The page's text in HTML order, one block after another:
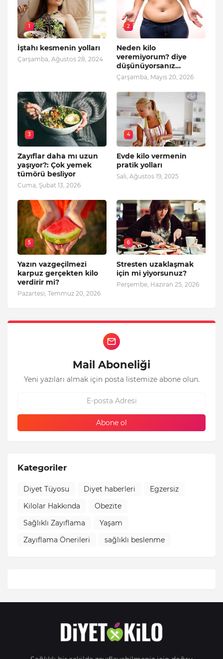
1
İştahı kesmenin yolları
Çarşamba, Ağustos 28, 2024
2
Neden kilo
veremiyorum? diye
düşünüyorsanız…
Çarşamba, Mayıs 20, 2026
3
Zayıflar daha mı uzun
yaşıyor?: Çok yemek
tümörü besliyor
Cuma, Şubat 13, 2026
4
Evde kilo vermenin
pratik yolları
Salı, Ağustos 19, 2025
5
Yazın vazgeçilmezi
karpuz gerçekten kilo
verdirir mi?
Pazartesi, Temmuz 20, 2026
6
Stresten uzaklaşmak
için mi yiyorsunuz?
Perşembe, Haziran 25, 2026
Mail Aboneliği
Yeni yazıları almak için posta listemize abone olun.
Kategoriler
Diyet Tüyosu Diyet haberleri
Egzersiz
Kilolar Hakkında
Obezite
Sağlıklı Zayıflama
Yaşam
Zayıflama Önerileri
sağlıklı beslenme